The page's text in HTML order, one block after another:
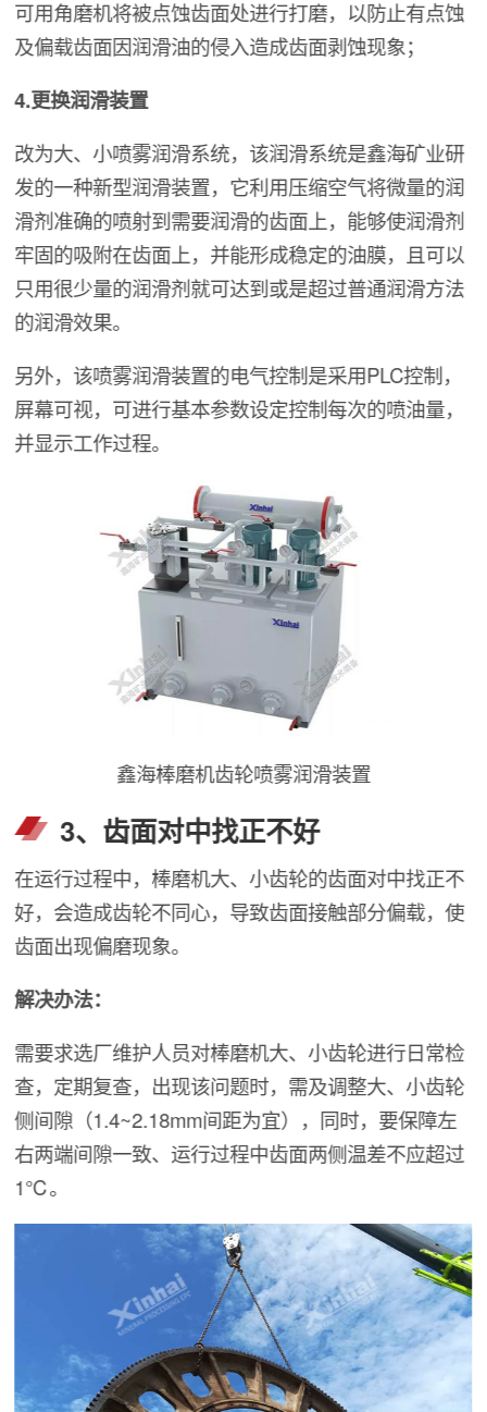
可用角磨机将被点蚀齿面处进行打磨，以防止有点蚀
及偏载齿面因润滑油的侵入造成齿面剥蚀现象；
4.更换润滑装置
改为大、小喷雾润滑系统，该润滑系统是鑫海矿业研
发的一种新型润滑装置，它利用压缩空气将微量的润
滑剂准确的喷射到需要润滑的齿面上，能够使润滑剂
牢固的吸附在齿面上，并能形成稳定的油膜，且可以
只用很少量的润滑剂就可达到或是超过普通润滑方法
的润滑效果。
另外，该喷雾润滑装置的电气控制是采用PLC控制，
屏幕可视，可进行基本参数设定控制每次的喷油量，
并显示工作过程。
鑫海棒磨机齿轮喷雾润滑装置
3、齿面对中找正不好
在运行过程中，棒磨机大、小齿轮的齿面对中找正不
好，会造成齿轮不同心，导致齿面接触部分偏载，使
齿面出现偏磨现象。
解决办法：
需要求选厂维护人员对棒磨机大、小齿轮进行日常检
查，定期复查，出现该问题时，需及调整大、小齿轮
侧间隙（1.4~2.18mm间距为宜），同时，要保障左
右两端间隙一致、运行过程中齿面两侧温差不应超过
1℃。